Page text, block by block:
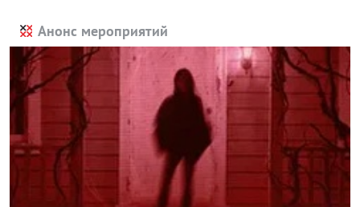
Анонс мероприятий